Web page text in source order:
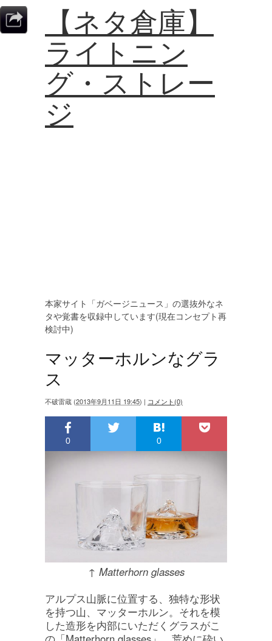
【ネタ倉庫】
ライトニン
グ・ストレー
ジ
本家サイト「ガベージニュース」の選抜外なネ
タや覚書を収録中しています(現在コンセプト再
検討中)
マッターホルンなグラ
ス
不破雷蔵 (2013年9月11日 19:45) | コメント(0)
0 0
↑ Matterhorn glasses
アルプス山脈に位置する、独特な形状
を持つ山、マッターホルン。それを模
した造形を内部にいただくグラスがこ